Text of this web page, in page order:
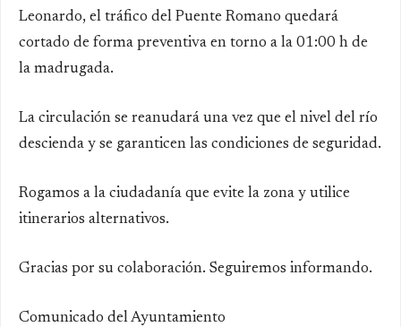
Leonardo, el tráfico del Puente Romano quedará
cortado de forma preventiva en torno a la 01:00 h de
la madrugada.
La circulación se reanudará una vez que el nivel del río
descienda y se garanticen las condiciones de seguridad.
Rogamos a la ciudadanía que evite la zona y utilice
itinerarios alternativos.
Gracias por su colaboración. Seguiremos informando.
Comunicado del Ayuntamiento